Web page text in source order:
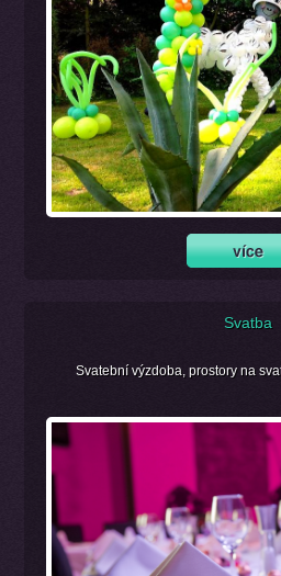
Svatba
Svatební výzdoba, prostory na